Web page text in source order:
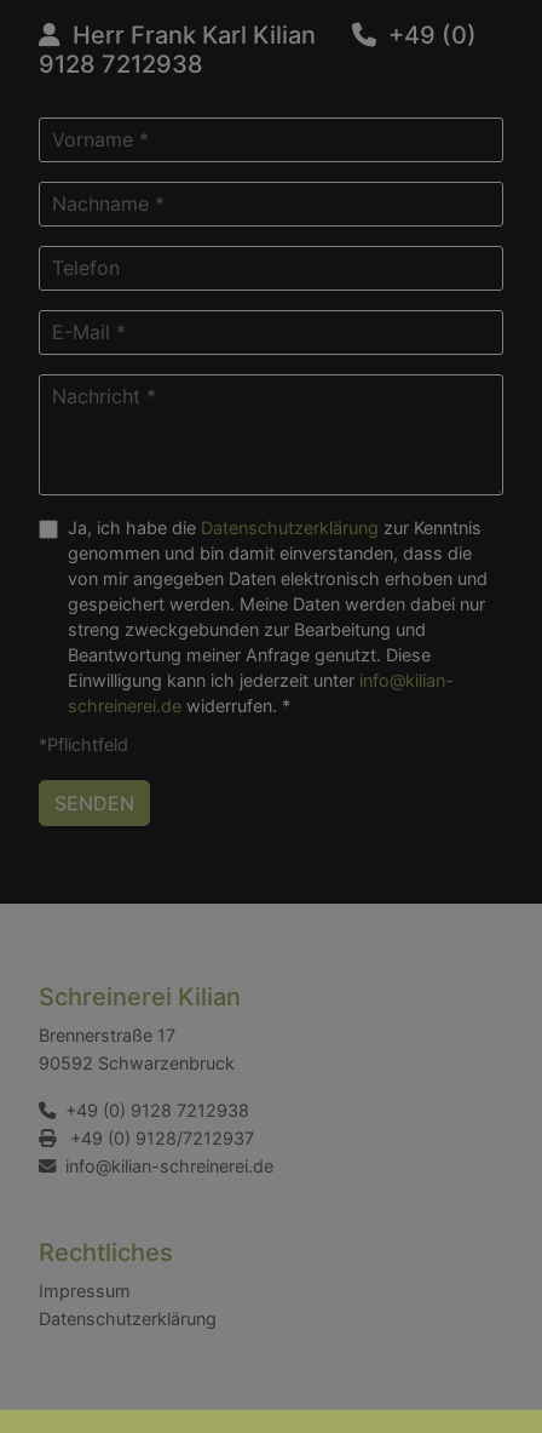
Herr Frank Karl Kilian
+49 (0)
9128 7212938
Ja, ich habe die Datenschutzerklärung zur Kenntnis
genommen und bin damit einverstanden, dass die
von mir angegeben Daten elektronisch erhoben und
gespeichert werden. Meine Daten werden dabei nur
streng zweckgebunden zur Bearbeitung und
Beantwortung meiner Anfrage genutzt. Diese
Einwilligung kann ich jederzeit unter info@kilian-
schreinerei.de widerrufen. *
*Pflichtfeld
Schreinerei Kilian
Brennerstraße 17
90592 Schwarzenbruck
+49 (0) 9128 7212938
+49 (0) 9128/7212937
info@kilian-schreinerei.de
Rechtliches
Impressum
Datenschutzerklärung